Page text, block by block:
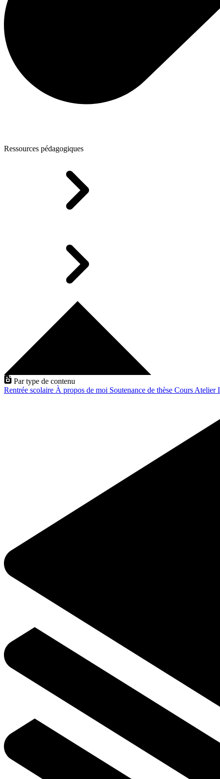
Ressources pédagogiques
Par type de contenu
Rentrée scolaire À propos de moi Soutenance de thèse Cours Atelier